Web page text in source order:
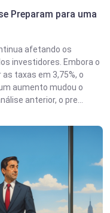
Preparam para uma
afetando os
investidores. Embora o
taxas em 3,75%, o
aumento mudou o
anterior, o pre...